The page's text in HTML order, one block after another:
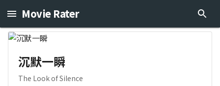
Movie Rater
沉默一瞬
The Look of Silence